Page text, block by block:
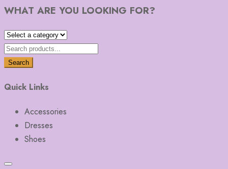
WHAT ARE YOU LOOKING FOR?
Search
Quick Links
Accessories
Dresses
Shoes